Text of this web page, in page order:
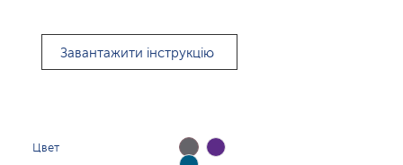
Завантажити інструкцію
Цвет